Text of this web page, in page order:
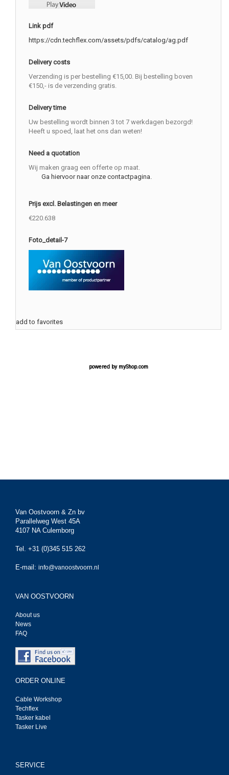
Link pdf
https://cdn.techflex.com/assets/pdfs/catalog/ag.pdf
Delivery costs
Verzending is per bestelling €15,00. Bij bestelling boven
€150,- is de verzending gratis.
Delivery time
Uw bestelling wordt binnen 3 tot 7 werkdagen bezorgd!
Heeft u spoed, laat het ons dan weten!
Need a quotation
Wij maken graag een offerte op maat.
Ga hiervoor naar onze contactpagina.
Prijs excl. Belastingen en meer
€220.638
Foto_detail-7
add to favorites
powered by myShop.com
Van Oostvoorn & Zn bv
Parallelweg West 45A
4107 NA Culemborg
Tel. +31 (0)345 515 262
E-mail: info@vanoostvoorn.nl
VAN OOSTVOORN
About us
News
FAQ
ORDER ONLINE
Cable Workshop
Techflex
Tasker kabel
Tasker Live
SERVICE